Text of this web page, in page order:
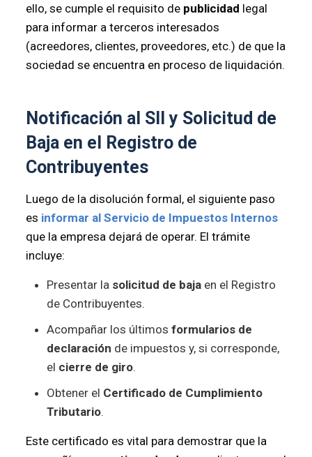
ello, se cumple el requisito de publicidad legal
para informar a terceros interesados
(acreedores, clientes, proveedores, etc.) de que la
sociedad se encuentra en proceso de liquidación.
Notificación al SII y Solicitud de
Baja en el Registro de
Contribuyentes
Luego de la disolución formal, el siguiente paso
es informar al Servicio de Impuestos Internos
que la empresa dejará de operar. El trámite
incluye:
Presentar la solicitud de bajaen el Registro
de Contribuyentes.
Acompañar los últimos formularios de
declaración de impuestos y, si corresponde,
el cierre de giro.
Obtener el Certificado de Cumplimiento
Tributario.
Este certificado es vital para demostrar que la